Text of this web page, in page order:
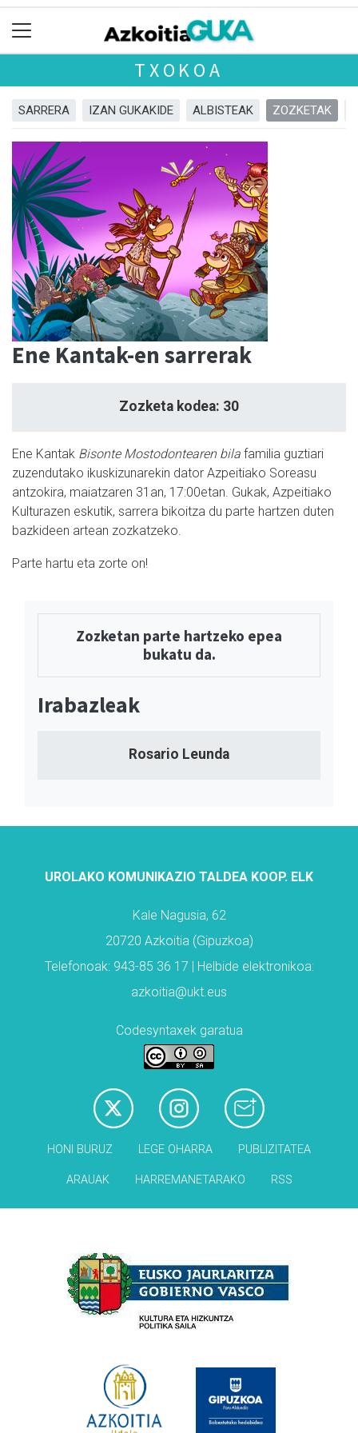
TXOKOA
SARRERA IZAN GUKAKIDE ALBISTEAK ZOZKETAK
Ene Kantak-en sarrerak
Zozketa kodea: 30
Ene Kantak Bisonte Mostodontearen bila familia guztiari
zuzendutako ikuskizunarekin dator Azpeitiako Soreasu
antzokira, maiatzaren 31an, 17:00etan. Gukak, Azpeitiako
Kulturazen eskutik, sarrera bikoitza du parte hartzen duten
bazkideen artean zozkatzeko.
Parte hartu eta zorte on!
Zozketan parte hartzeko epea
bukatu da.
Irabazleak
Rosario Leunda
UROLAKO KOMUNIKAZIO TALDEA KOOP. ELK
Kale Nagusia, 62
20720 Azkoitia (Gipuzkoa)
Telefonoak: 943-85 36 17 | Helbide elektronikoa:
azkoitia@ukt.eus
Codesyntaxek garatua
HONI BURUZ LEGE OHARRA PUBLIZITATEA
ARAUAK HARREMANETARAKO RSS